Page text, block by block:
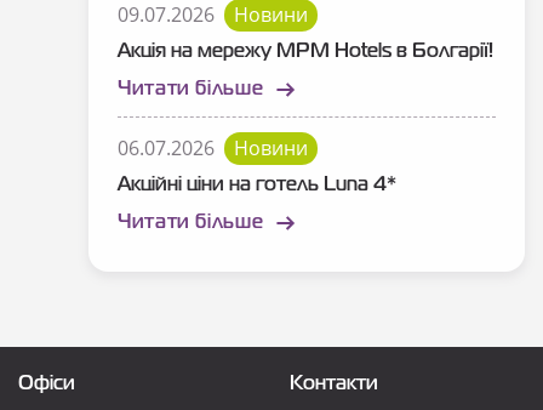
09.07.2026 Новини
Акція на мережу MPM Hotels в Болгарії!
Читати більше
06.07.2026 Новини
Акційні ціни на готель Luna 4*
Читати більше
Офіси Контакти